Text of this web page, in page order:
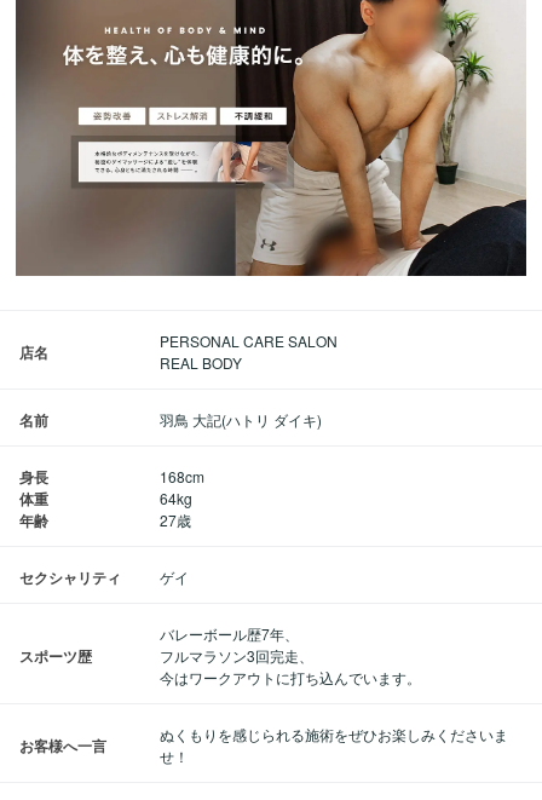
店名
PERSONAL CARE SALON
REAL BODY
名前 羽鳥 大記(ハトリ ダイキ)
身長
体重
年齢
168cm
64kg
27歳
セクシャリティ ゲイ
スポーツ歴
バレーボール歴7年、
フルマラソン3回完走、
今はワークアウトに打ち込んでいます。
お客様へ一言
ぬくもりを感じられる施術をぜひお楽しみくださいま
せ！